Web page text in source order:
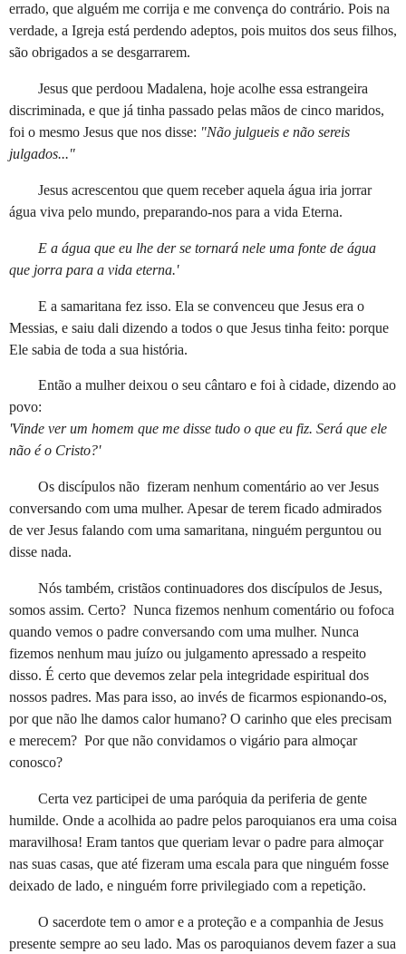
errado, que alguém me corrija e me convença do contrário. Pois na
verdade, a Igreja está perdendo adeptos, pois muitos dos seus filhos,
são obrigados a se desgarrarem.
Jesus que perdoou Madalena, hoje acolhe essa estrangeira
discriminada, e que já tinha passado pelas mãos de cinco maridos,
foi o mesmo Jesus que nos disse: "Não julgueis e não sereis
julgados..."
Jesus acrescentou que quem receber aquela água iria jorrar
água viva pelo mundo, preparando-nos para a vida Eterna.
E a água que eu lhe der se tornará nele uma fonte de água
que jorra para a vida eterna.'
E a samaritana fez isso. Ela se convenceu que Jesus era o
Messias, e saiu dali dizendo a todos o que Jesus tinha feito: porque
Ele sabia de toda a sua história.
Então a mulher deixou o seu cântaro e foi à cidade, dizendo ao
povo:
'Vinde ver um homem que me disse tudo o que eu fiz. Será que ele
não é o Cristo?'
Os discípulos não fizeram nenhum comentário ao ver Jesus
conversando com uma mulher. Apesar de terem ficado admirados
de ver Jesus falando com uma samaritana, ninguém perguntou ou
disse nada.
Nós também, cristãos continuadores dos discípulos de Jesus,
somos assim. Certo? Nunca fizemos nenhum comentário ou fofoca
quando vemos o padre conversando com uma mulher. Nunca
fizemos nenhum mau juízo ou julgamento apressado a respeito
disso. É certo que devemos zelar pela integridade espiritual dos
nossos padres. Mas para isso, ao invés de ficarmos espionando-os,
por que não lhe damos calor humano? O carinho que eles precisam
e merecem? Por que não convidamos o vigário para almoçar
conosco?
Certa vez participei de uma paróquia da periferia de gente
humilde. Onde a acolhida ao padre pelos paroquianos era uma coisa
maravilhosa! Eram tantos que queriam levar o padre para almoçar
nas suas casas, que até fizeram uma escala para que ninguém fosse
deixado de lado, e ninguém forre privilegiado com a repetição.
O sacerdote tem o amor e a proteção e a companhia de Jesus
presente sempre ao seu lado. Mas os paroquianos devem fazer a sua